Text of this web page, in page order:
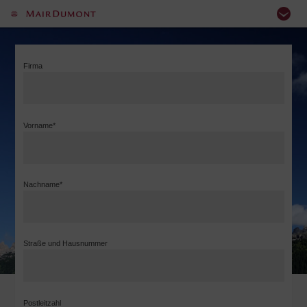
Firma
Vorname*
Nachname*
Straße und Hausnummer
Postleitzahl